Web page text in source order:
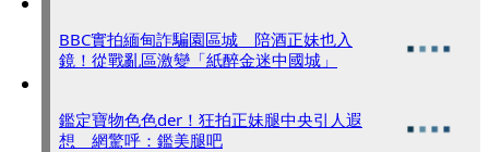
BBC實拍緬甸詐騙園區城 陪酒正妹也入
鏡！從戰亂區激變「紙醉金迷中國城」
鑑定寶物色色der！狂拍正妹腿中央引人遐
想 網驚呼：鑑美腿吧